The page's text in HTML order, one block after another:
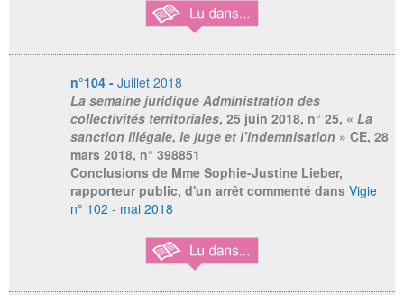
n°104 - Juillet 2018
La semaine juridique Administration des
collectivités territoriales, 25 juin 2018, n° 25, « La
sanction illégale, le juge et l’indemnisation » CE, 28
mars 2018, n° 398851
Conclusions de Mme Sophie-Justine Lieber,
rapporteur public, d'un arrêt commenté dans Vigie
n° 102 - mai 2018